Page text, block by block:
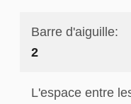
Barre d'aiguille:
2
L'espace entre